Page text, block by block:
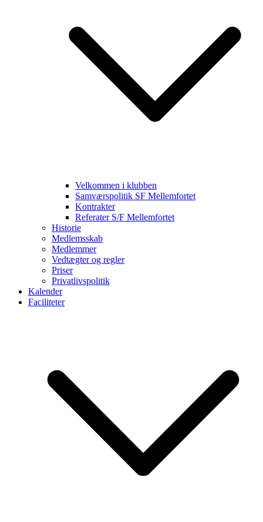
Velkommen i klubben
Samværspolitik SF Mellemfortet
Kontrakter
Referater S/F Mellemfortet
Historie
Medlemsskab
Medlemmer
Vedtægter og regler
Priser
Privatlivspolitik
Kalender
Faciliteter